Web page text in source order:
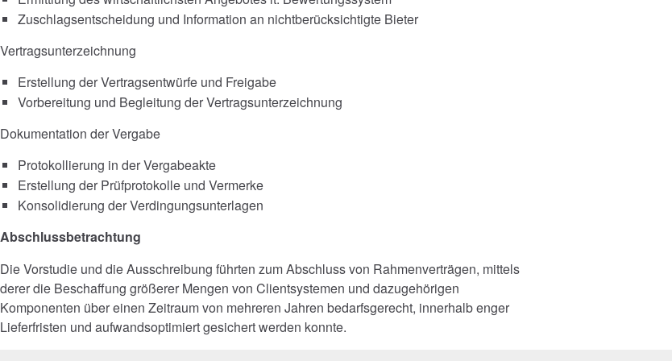
Zuschlagsentscheidung und Information an nichtberücksichtigte Bieter
Vertragsunterzeichnung
Erstellung der Vertragsentwürfe und Freigabe
Vorbereitung und Begleitung der Vertragsunterzeichnung
Dokumentation der Vergabe
Protokollierung in der Vergabeakte
Erstellung der Prüfprotokolle und Vermerke
Konsolidierung der Verdingungsunterlagen
Abschlussbetrachtung
Die Vorstudie und die Ausschreibung führten zum Abschluss von Rahmenverträgen, mittels
derer die Beschaffung größerer Mengen von Clientsystemen und dazugehörigen
Komponenten über einen Zeitraum von mehreren Jahren bedarfsgerecht, innerhalb enger
Lieferfristen und aufwandsoptimiert gesichert werden konnte.